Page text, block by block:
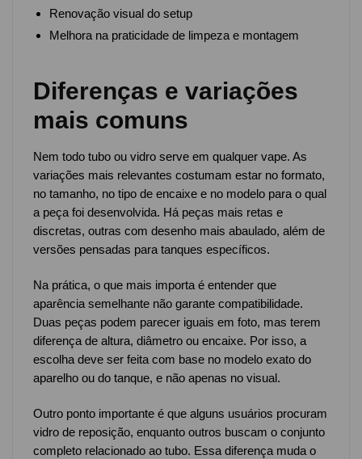
Renovação visual do setup
Melhora na praticidade de limpeza e montagem
Diferenças e variações
mais comuns
Nem todo tubo ou vidro serve em qualquer vape. As
variações mais relevantes costumam estar no formato,
no tamanho, no tipo de encaixe e no modelo para o qual
a peça foi desenvolvida. Há peças mais retas e
discretas, outras com desenho mais abaulado, além de
versões pensadas para tanques específicos.
Na prática, o que mais importa é entender que
aparência semelhante não garante compatibilidade.
Duas peças podem parecer iguais em foto, mas terem
diferença de altura, diâmetro ou encaixe. Por isso, a
escolha deve ser feita com base no modelo exato do
aparelho ou do tanque, e não apenas no visual.
Outro ponto importante é que alguns usuários procuram
vidro de reposição, enquanto outros buscam o conjunto
completo relacionado ao tubo. Essa diferença muda o